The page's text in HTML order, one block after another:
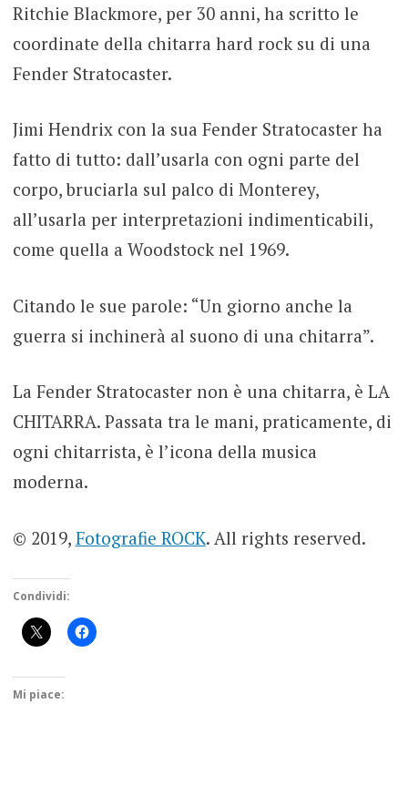
Ritchie Blackmore, per 30 anni, ha scritto le
coordinate della chitarra hard rock su di una
Fender Stratocaster.
Jimi Hendrix con la sua Fender Stratocaster ha
fatto di tutto: dall’usarla con ogni parte del
corpo, bruciarla sul palco di Monterey,
all’usarla per interpretazioni indimenticabili,
come quella a Woodstock nel 1969.
Citando le sue parole: “Un giorno anche la
guerra si inchinerà al suono di una chitarra”.
La Fender Stratocaster non è una chitarra, è LA
CHITARRA. Passata tra le mani, praticamente, di
ogni chitarrista, è l’icona della musica
moderna.
© 2019, Fotografie ROCK. All rights reserved.
Condividi:
Mi piace: